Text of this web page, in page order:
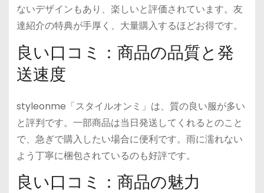
ないデザインもあり、楽しいと評価されています。友
達紹介の特典が手厚く、大量購入するほどお得です。
良い口コミ：商品の品質と発
送速度
styleonme「スタイルオンミ」は、質の良い服が多い
と評判です。一部商品は当日発送してくれるとのこと
で、急ぎで購入したい場合に便利です。雨に濡れない
よう丁寧に梱包されているのも好評です。
良い口コミ：商品の魅力